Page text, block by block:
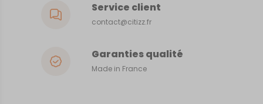
Service client
contact@citizz.fr
Garanties qualité
Made in France